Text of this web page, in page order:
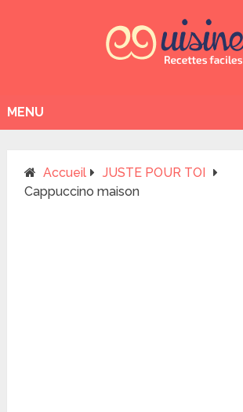
MENU
Accueil
JUSTE POUR TOI
Cappuccino maison